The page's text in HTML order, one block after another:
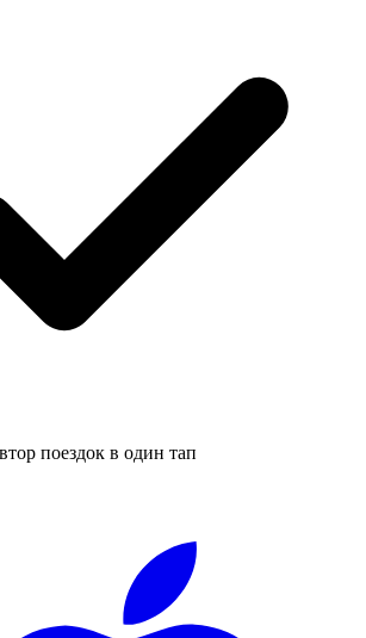
поездок в один тап